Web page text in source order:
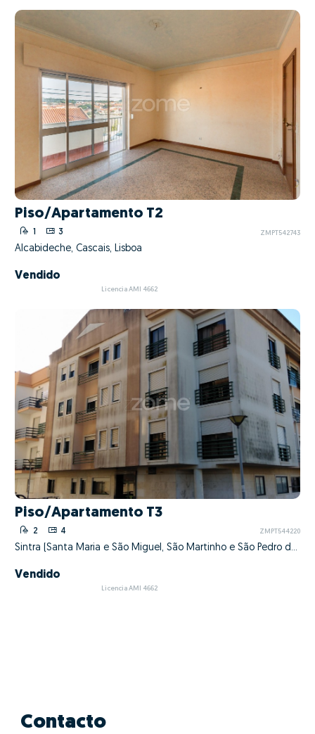
Piso/Apartamento T2
3 ZMPT542743
Alcabideche, Cascais, Lisboa
Vendido
Licencia AMI 4662
Piso/Apartamento T3
2 4 ZMPT544220
Sintra (Santa Maria e São Miguel, São Martinho e São Pedro de Penaferrim), Sintra, Lisboa
Vendido
Licencia AMI 4662
Contacto